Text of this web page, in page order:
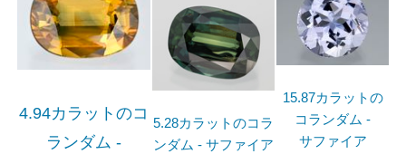
4.94カラットのコ
ランダム -
5.28カラットのコラ
ンダム - サファイア
15.87カラットの
コランダム -
サファイア